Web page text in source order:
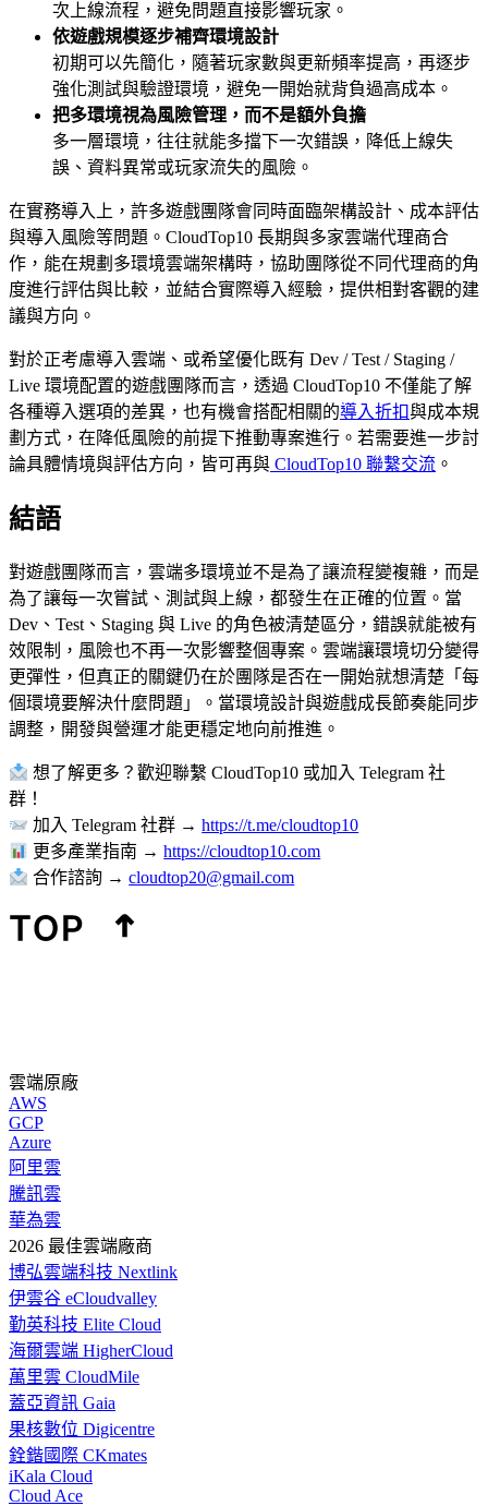
次上線流程，避免問題直接影響玩家。
依遊戲規模逐步補齊環境設計
初期可以先簡化，隨著玩家數與更新頻率提高，再逐步
強化測試與驗證環境，避免一開始就背負過高成本。
把多環境視為風險管理，而不是額外負擔
多一層環境，往往就能多擋下一次錯誤，降低上線失
誤、資料異常或玩家流失的風險。
在實務導入上，許多遊戲團隊會同時面臨架構設計、成本評估
與導入風險等問題。CloudTop10 長期與多家雲端代理商合
作，能在規劃多環境雲端架構時，協助團隊從不同代理商的角
度進行評估與比較，並結合實際導入經驗，提供相對客觀的建
議與方向。
對於正考慮導入雲端、或希望優化既有 Dev / Test / Staging /
Live 環境配置的遊戲團隊而言，透過 CloudTop10 不僅能了解
各種導入選項的差異，也有機會搭配相關的導入折扣與成本規
劃方式，在降低風險的前提下推動專案進行。若需要進一步討
論具體情境與評估方向，皆可再與 CloudTop10 聯繫交流 。
結語
對遊戲團隊而言，雲端多環境並不是為了讓流程變複雜，而是
為了讓每一次嘗試、測試與上線，都發生在正確的位置。當
Dev、Test、Staging 與 Live 的角色被清楚區分，錯誤就能被有
效限制，風險也不再一次影響整個專案。雲端讓環境切分變得
更彈性，但真正的關鍵仍在於團隊是否在一開始就想清楚「每
個環境要解決什麼問題」。當環境設計與遊戲成長節奏能同步
調整，開發與營運才能更穩定地向前推進。
想了解更多？歡迎聯繫 CloudTop10 或加入 Telegram 社
群！
加入 Telegram 社群 →https://t.me/cloudtop10
更多產業指南 →https://cloudtop10.com
合作諮詢 →cloudtop20@gmail.com
雲端原廠
AWS
GCP
Azure
阿里雲
騰訊雲
華為雲
2026 最佳雲端廠商
博弘雲端科技 Nextlink
伊雲谷 eCloudvalley
勤英科技 Elite Cloud
海爾雲端 HigherCloud
萬里雲 CloudMile
蓋亞資訊 Gaia
果核數位 Digicentre
銓鍇國際 CKmates
iKala Cloud
Cloud Ace